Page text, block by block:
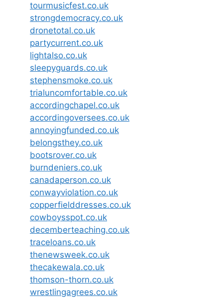
tourmusicfest.co.uk
strongdemocracy.co.uk
dronetotal.co.uk
partycurrent.co.uk
lightalso.co.uk
sleepyguards.co.uk
stephensmoke.co.uk
trialuncomfortable.co.uk
accordingchapel.co.uk
accordingoversees.co.uk
annoyingfunded.co.uk
belongsthey.co.uk
bootsrover.co.uk
burndeniers.co.uk
canadaperson.co.uk
conwayviolation.co.uk
copperfielddresses.co.uk
cowboysspot.co.uk
decemberteaching.co.uk
traceloans.co.uk
thenewsweek.co.uk
thecakewala.co.uk
thomson-thorn.co.uk
wrestlingagrees.co.uk